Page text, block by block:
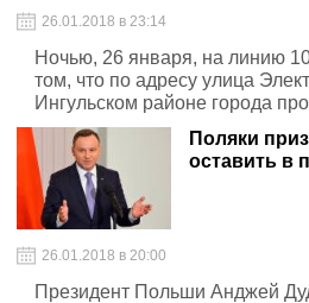
26.01.2018 в 23:14
Ночью, 26 января, на линию
том, что по адресу улица
Ингульском районе города
Поляки
оставить в
26.01.2018 в 20:00
Президент Польши Анджей